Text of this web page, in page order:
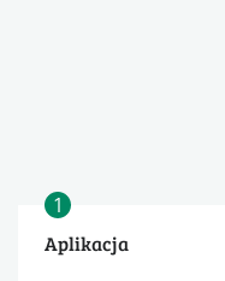
1
Aplikacja